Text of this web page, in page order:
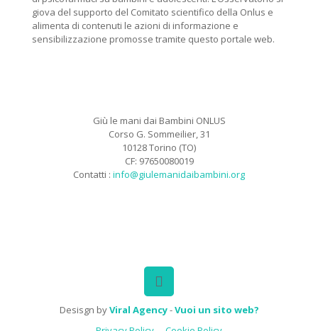
giova del supporto del Comitato scientifico della Onlus e
alimenta di contenuti le azioni di informazione e
sensibilizzazione promosse tramite questo portale web.
Giù le mani dai Bambini ONLUS
Corso G. Sommeilier, 31
10128 Torino (TO)
CF: 97650080019
Contatti : info@giulemanidaibambini.org
Desisgn byViral Agency-Vuoi un sito web?